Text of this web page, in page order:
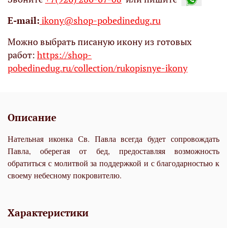
Е-mail: ikony@shop-pobedinedug.ru
Можно выбрать писаную икону из готовых
работ: https://shop-
pobedinedug.ru/collection/rukopisnye-ikony
Описание
Нательная иконка Св. Павла всегда будет сопровождать
Павла, оберегая от бед, предоставляя возможность
обратиться с молитвой за поддержкой и с благодарностью к
своему небесному покровителю.
Характеристики